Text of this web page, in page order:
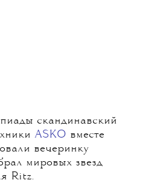
скандинавский
ASKO вместе
вечеринку
мировых звезд
Ritz.